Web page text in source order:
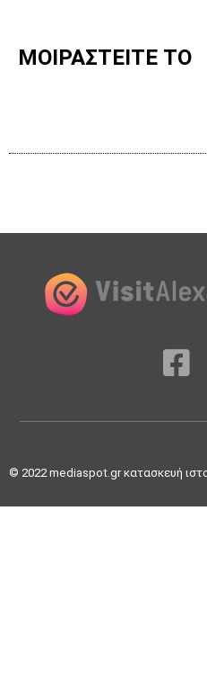
ΜΟΙΡΑΣΤΕΙΤΕ ΤΟ
© 2022mediaspot.gr κατασκευή